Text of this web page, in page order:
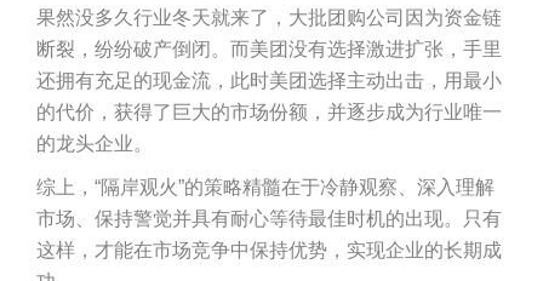
果然没多久行业冬天就来了，大批团购公司因为资金链
断裂，纷纷破产倒闭。而美团没有选择激进扩张，手里
还拥有充足的现金流，此时美团选择主动出击，用最小
的代价，获得了巨大的市场份额，并逐步成为行业唯一
的龙头企业。
综上，“隔岸观火”的策略精髓在于冷静观察、深入理解
市场、保持警觉并具有耐心等待最佳时机的出现。只有
这样，才能在市场竞争中保持优势，实现企业的长期成